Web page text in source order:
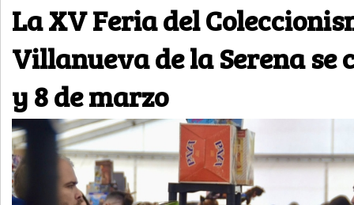
La XV Feria del
Villanueva de la Serena se
y 8 de marzo